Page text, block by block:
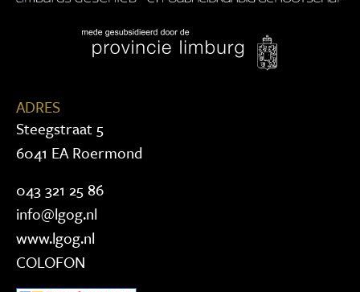
ADRES
Steegstraat 5
6041 EA Roermond
043 321 25 86
info@lgog.nl
www.lgog.nl
COLOFON